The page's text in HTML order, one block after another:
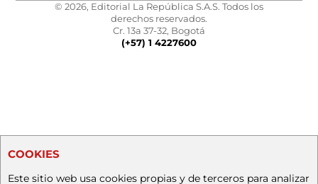
© 2026, Editorial La República S.A.S. Todos los
derechos reservados.
Cr. 13a 37-32, Bogotá
(+57) 1 4227600
COOKIES
Este sitio web usa cookies propias y de terceros para analizar